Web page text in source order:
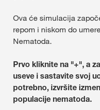
Ova će simulacija
repom i niskom do
Nematoda.
Prvo kliknite na "+", a
useve i sastavite svoj
potrebno, izvršite
populacije nematoda.